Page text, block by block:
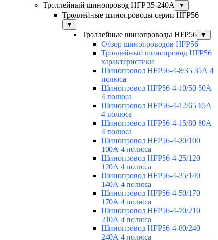
Троллейный шинопровод HFP 35-240А ▼
Троллейные шинопроводы серии HFP56
▼
Троллейные шинопроводы HFP56 ▼
Обзор шинопроводов HFP56
Троллейный шинопровод HFP56
характеристики
Шинопровод HFP56-4-8/35 35А 4
полюса
Шинопровод HFP56-4-10/50 50А
4 полюса
Шинопровод HFP56-4-12/65 65А
4 полюса
Шинопровод HFP56-4-15/80 80А
4 полюса
Шинопровод HFP56-4-20/100
100А 4 полюса
Шинопровод HFP56-4-25/120
120А 4 полюса
Шинопровод HFP56-4-35/140
140А 4 полюса
Шинопровод HFP56-4-50/170
170А 4 полюса
Шинопровод HFP56-4-70/210
210А 4 полюса
Шинопровод HFP56-4-80/240
240А 4 полюса